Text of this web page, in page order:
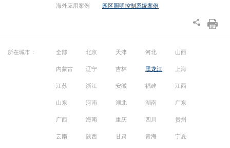
海外应用案例 园区照明控制系统案例
所在城市： 全部 北京 天津 河北 山西
内蒙古 辽宁 吉林 黑龙江 上海
江苏 浙江 安徽 福建 江西
山东 河南 湖北 湖南 广东
广西 海南 重庆 四川 贵州
云南 陕西 甘肃 青海 宁夏